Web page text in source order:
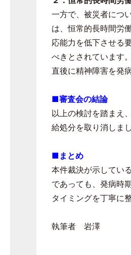
一方で、被災者につ
は、恒常的長時間労
応能力を低下させる
べきとされています
直後に精神障害を発
■審査会の結論
以上の検討を踏まえ
給処分を取り消しまし
■まとめ
本件裁決が示してい
であっても、発病時
タイミングを丁寧に
執筆者 岩澤